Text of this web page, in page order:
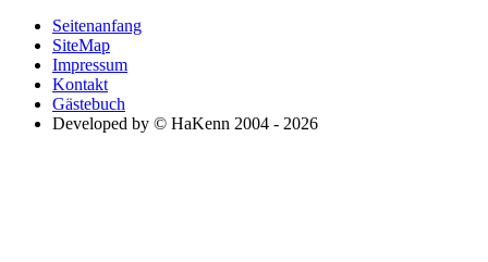
Seitenanfang
SiteMap
Impressum
Kontakt
Gästebuch
Developed by © HaKenn 2004 - 2026